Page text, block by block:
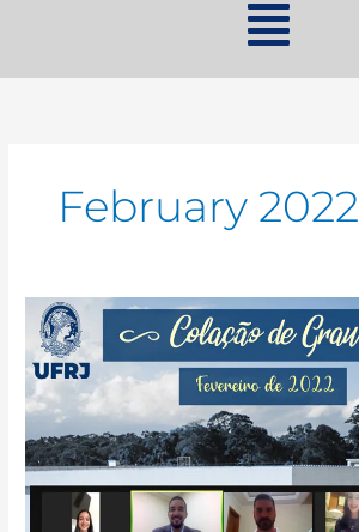
February 2022
Colação
de
Grau
Fevereiro
de
2022